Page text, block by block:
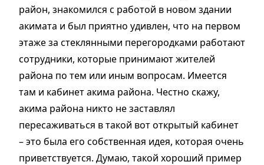
район, знакомился с работой в новом здании
акимата и был приятно удивлен, что на первом
этаже за стеклянными перегородками работают
сотрудники, которые принимают жителей
района по тем или иным вопросам. Имеется
там и кабинет акима района. Честно скажу,
акима района никто не заставлял
пересаживаться в такой вот открытый кабинет
– это была его собственная идея, которая очень
приветствуется. Думаю, такой хороший пример